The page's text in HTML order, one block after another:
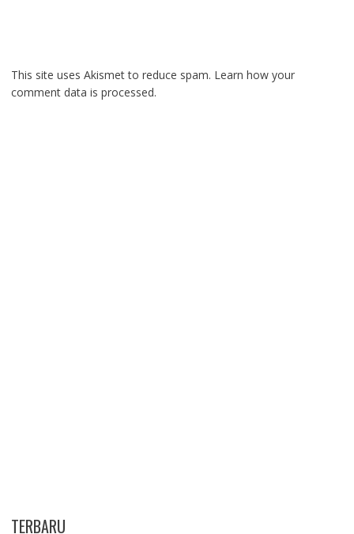
This site uses Akismet to reduce spam. Learn how your
comment data is processed.
TERBARU